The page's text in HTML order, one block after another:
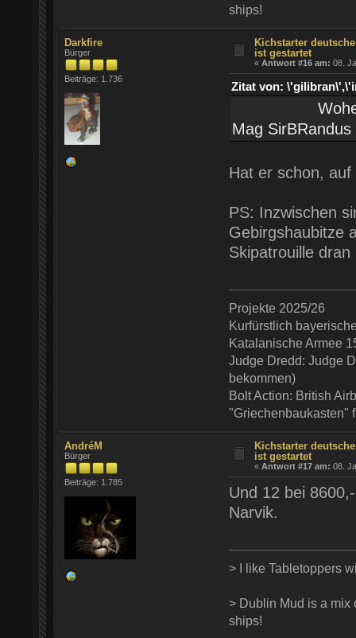
ships!
Darkfire
Bürger
Beiträge: 1.736
Kichstarter
ist gestartet
«Antwort #16 am: 08.
Zitat von:
Woher
Mag
Hat er schon,
PS: Inzwischen
Gebirgshaubitze
Skipatrouille
Projekte 2025/26
Kurfürstlich
Katalanische Armee
Judge Dredd: Judge
bekommen)
Bolt Action: British
"Griechenbaukasten"
AndréM
Bürger
Beiträge: 1.785
Kichstarter
ist gestartet
«Antwort #17 am: 08.
Und 12 bei
Narvik.
> I like Tabletoppers
> Dublin Mud is a mix
ships!